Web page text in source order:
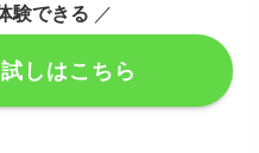
験できる ／
しはこちら